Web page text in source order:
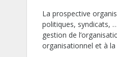
La prospective
politiques, syndicats,
gestion de
organisationnel et à